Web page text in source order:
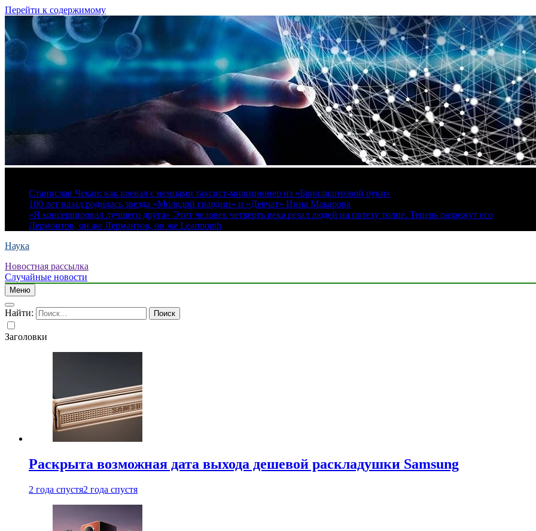
Перейти к содержимому
Станислав Чекан: как воевал с немцами таксист-милиционер из «Бриллиантовой руки»
100 лет назад родилась звезда «Молодой гвардии» и «Девчат» Инна Макарова
«Я консервировал лучшего друга» Этот человек четверть века резал людей на потеху толпе. Теперь разрежут его
Лермонтов, он же Лермантов, он же Learmonth
Наука
Новостная рассылка
Случайные новости
Меню
Найти:
Заголовки
Раскрыта возможная дата выхода дешевой раскладушки Samsung
2 года спустя2 года спустя